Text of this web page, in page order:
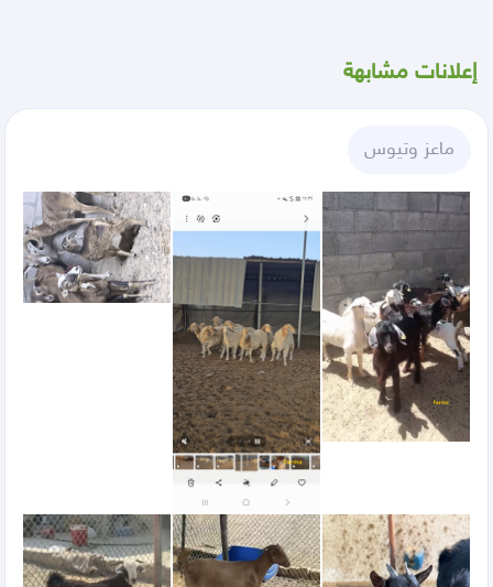
إعلانات مشابهة
ماعز وتيوس